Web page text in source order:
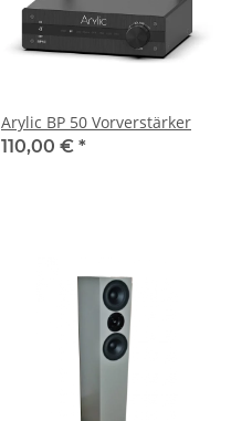
Arylic BP 50 Vorverstärker
110,00 € *